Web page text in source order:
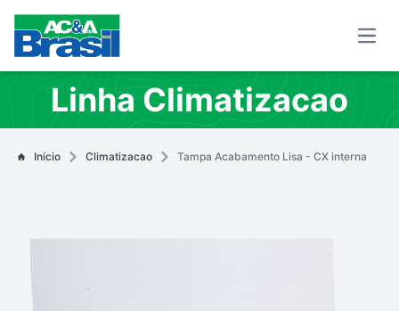
Linha Climatizacao
Início Climatizacao Tampa Acabamento Lisa - CX interna